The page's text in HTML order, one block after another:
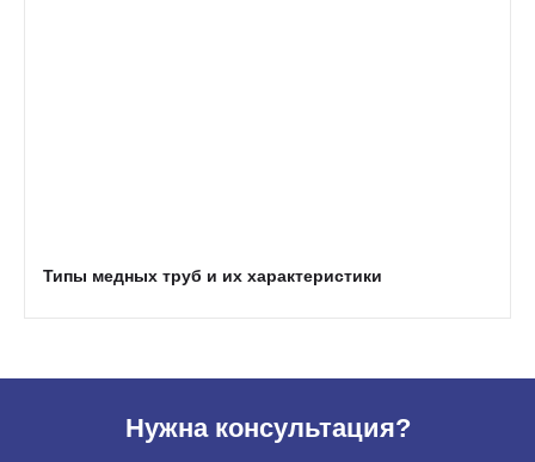
Типы медных труб и их характеристики
Нужна консультация?